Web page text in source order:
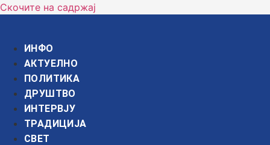
Скочите на садржај
ИНФО
АКТУЕЛНО
ПОЛИТИКА
ДРУШТВО
ИНТЕРВЈУ
ТРАДИЦИЈА
СВЕТ